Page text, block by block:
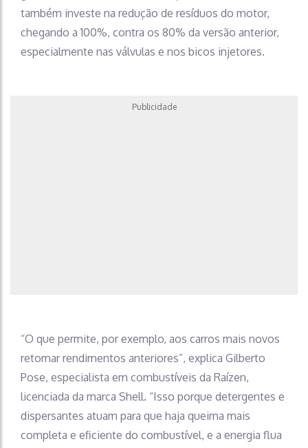
também investe na redução de resíduos do motor,
chegando a 100%, contra os 80% da versão anterior,
especialmente nas válvulas e nos bicos injetores.
Publicidade
“O que permite, por exemplo, aos carros mais novos
retomar rendimentos anteriores”, explica Gilberto
Pose, especialista em combustíveis da Raízen,
licenciada da marca Shell. “Isso porque detergentes e
dispersantes atuam para que haja queima mais
completa e eficiente do combustível, e a energia flua